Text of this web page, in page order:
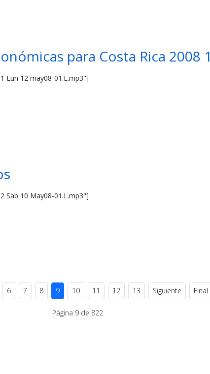
para Costa Rica 2008 1
Lun 12 may08-01.L.mp3"]
Sab 10 May08-01.L.mp3"]
6 7 8 9 10 11 12 13 Siguiente Final
Página 9 de 822